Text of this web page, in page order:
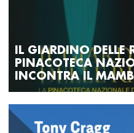
IL GIARDINO DELLE
PINACOTECA
INCONTRA IL